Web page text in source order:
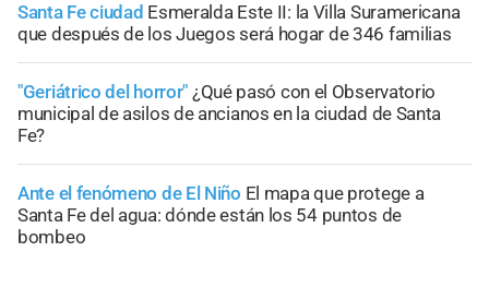
Santa Fe ciudad Esmeralda Este II: la Villa Suramericana
que después de los Juegos será hogar de 346 familias
"Geriátrico del horror" ¿Qué pasó con el Observatorio
municipal de asilos de ancianos en la ciudad de Santa
Fe?
Ante el fenómeno de El Niño El mapa que protege a
Santa Fe del agua: dónde están los 54 puntos de
bombeo